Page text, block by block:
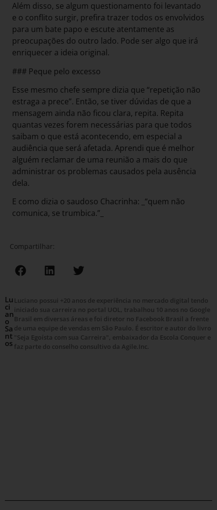
Além disso, se algum questionamento foi levantado
e o conflito surgir, prefira trazer todos os envolvidos
para um bate papo e escute atentamente as
preocupações do outro lado. Pode ser algo que irá
enriquecer a ideia original.
### Peque pelo excesso
Esse mesmo chefe sempre dizia que “repetição não
estraga a prece”. Então, se tiver dúvidas de que a
mensagem ainda não ficou clara, repita. Repita
quantas vezes forem necessárias para que todos
saibam o que está acontecendo, em especial a
audiência que será afetada. Aprendi que é melhor
alguém reclamar de uma reunião a mais do que
administrar os problemas causados pela ausência
dela.
E como dizia o saudoso Chacrinha: _“quem não
comunica, se trumbica.”_
Compartilhar:
Lu
ci
an
o
Sa
nt
os
Luciano possui +20 anos de experiência no mercado digital tendo
iniciado sua carreira no portal UOL, trabalhou 10 anos no Google
Brasil em diversas áreas e foi diretor no Facebook Brasil a frente
de uma equipe de vendas em São Paulo. É escritor e autor do livro
"Seja Egoísta com sua Carreira", embaixador da Escola Conquer e
faz parte do conselho consultivo da Agile.Inc.